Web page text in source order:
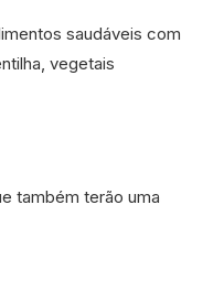
saudáveis com
vegetais
também terão uma